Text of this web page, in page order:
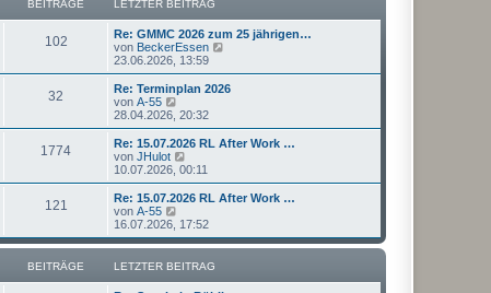
r
i
g
BEITRÄGE LETZTER BEITRAG
102
Re: GMMC 2026 zum 25 jährigen…
von BeckerEssen
u
e
r
B
r
23.06.2026, 13:59
32
Re: Terminplan 2026
von A-55
e
u
e
s
t
r
B
e
t
a
g
28.04.2026, 20:32
1774
Re: 15.07.2026 RL After Work …
von JHulot
e
u
e
t
r
B
e
i
10.07.2026, 00:11
121
Re: 15.07.2026 RL After Work …
von A-55
e
u
e
s
16.07.2026, 17:52
BEITRÄGE LETZTER BEITRAG